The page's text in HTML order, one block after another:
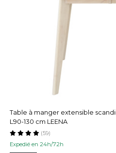
Table à manger extensible
L90-130 cm LEENA
Expedié en 24h/72h
(59)